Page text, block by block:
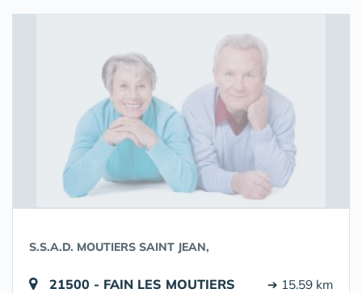
S.S.A.D. MOUTIERS SAINT JEAN,
21500 - FAIN LES MOUTIERS ➔ 15.59 km